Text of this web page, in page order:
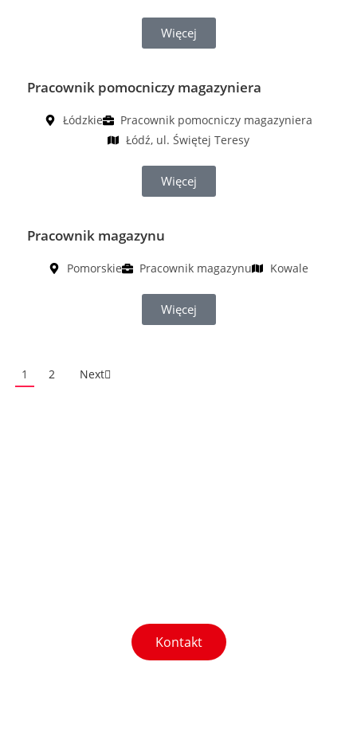
Więcej
Pracownik pomocniczy magazyniera
Łódzkie
Pracownik pomocniczy magazyniera
Łódź, ul. Świętej Teresy
Więcej
Pracownik magazynu
Pomorskie Pracownik magazynu Kowale
Więcej
1 2 Next
Kontakt